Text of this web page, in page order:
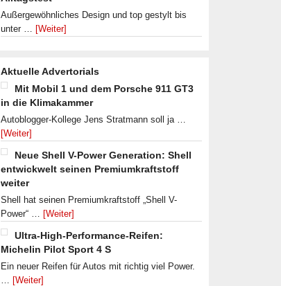
Außergewöhnliches Design und top gestylt bis
unter … [Weiter]
Aktuelle Advertorials
Mit Mobil 1 und dem Porsche 911 GT3
in die Klimakammer
Autoblogger-Kollege Jens Stratmann soll ja …
[Weiter]
Neue Shell V-Power Generation: Shell
entwickwelt seinen Premiumkraftstoff
weiter
Shell hat seinen Premiumkraftstoff „Shell V-
Power“ … [Weiter]
Ultra-High-Performance-Reifen:
Michelin Pilot Sport 4 S
Ein neuer Reifen für Autos mit richtig viel Power.
… [Weiter]